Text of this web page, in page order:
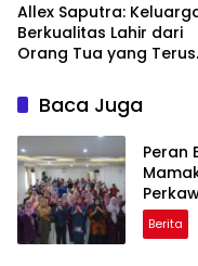
Allex Saputra:
Berkualitas Lahir dari
Orang Tua yang Terus
Baca Juga
Peran
Berita